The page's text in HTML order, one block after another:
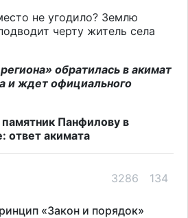
не угодило? Землю
черту житель села
обратилась в акимат
и ждет официального
Панфилову в
ответ акимата
3286 134
«Закон и порядок»